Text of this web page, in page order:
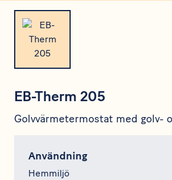
EB-Therm 205
Golvvärmetermostat med golv-
Användning
Hemmiljö